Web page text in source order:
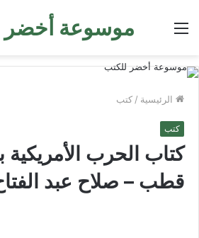
موسوعة أخضر القائمة
الرئيسية / كتب
كتب
كتاب الحرب
قطب – صلاح عبد